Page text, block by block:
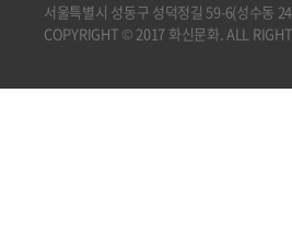
서울특별시 성동구 성덕정길 59-6(성수
COPYRIGHT © 2017 화신문화. ALL